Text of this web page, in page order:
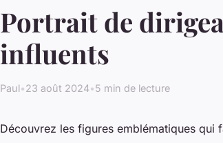
Portrait de
influents
Paul•23 août 2024•5 min de lecture
Découvrez les figures emblématiques qui